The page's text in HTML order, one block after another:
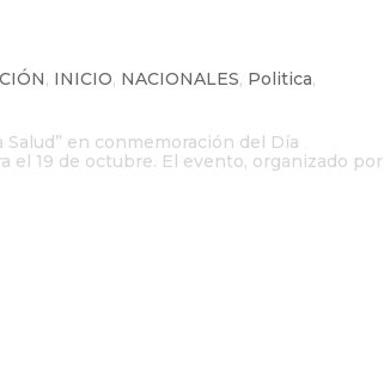
, INICIO, NACIONALES, Politica,
Salud” en conmemoración del Día
el 19 de octubre. El evento, organizado por